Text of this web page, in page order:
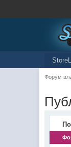
Форум